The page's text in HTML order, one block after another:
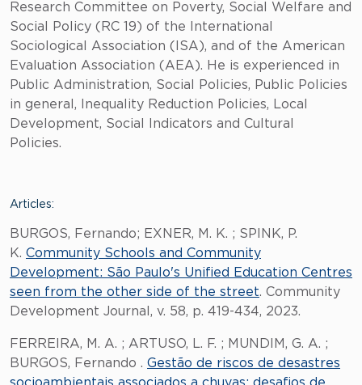
Research Committee on Poverty, Social Welfare and
Social Policy (RC 19) of the International
Sociological Association (ISA), and of the American
Evaluation Association (AEA). He is experienced in
Public Administration, Social Policies, Public Policies
in general, Inequality Reduction Policies, Local
Development, Social Indicators and Cultural
Policies.
Articles:
BURGOS, Fernando; EXNER, M. K. ; SPINK, P.
K. Community Schools and Community
Development: São Paulo's Unified Education Centres
seen from the other side of the street. Community
Development Journal, v. 58, p. 419-434, 2023.
FERREIRA, M. A. ; ARTUSO, L. F. ; MUNDIM, G. A. ;
BURGOS, Fernando . Gestão de riscos de desastres